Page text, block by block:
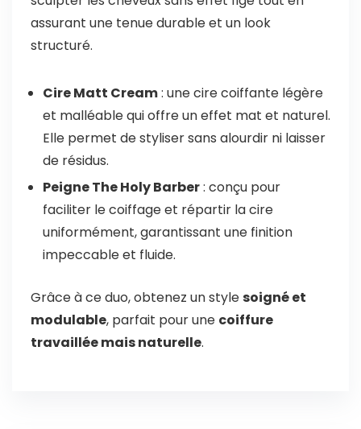
assurant une tenue durable et un look
structuré.
Cire Matt Cream: une cire coiffante légère
et malléable qui offre un effet mat et naturel.
Elle permet de styliser sans alourdir ni laisser
de résidus.
Peigne The Holy Barber: conçu pour
faciliter le coiffage et répartir la cire
uniformément, garantissant une finition
impeccable et fluide.
Grâce à ce duo, obtenez un stylesoigné et
modulable, parfait pour une coiffure
travaillée mais naturelle.